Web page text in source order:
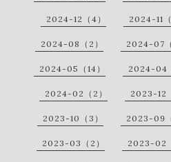
2024-12（4） 2024-11（
2024-08（2） 2024-07（
2024-05（14） 2024-04
2024-02（2） 2023-12
2023-10（3） 2023-09
2023-03（2） 2023-02